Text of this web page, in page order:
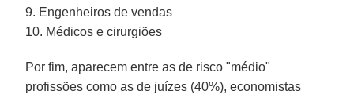
9. Engenheiros de vendas
10. Médicos e cirurgiões
Por fim, aparecem entre as de risco "médio"
profissões como as de juízes (40%), economistas